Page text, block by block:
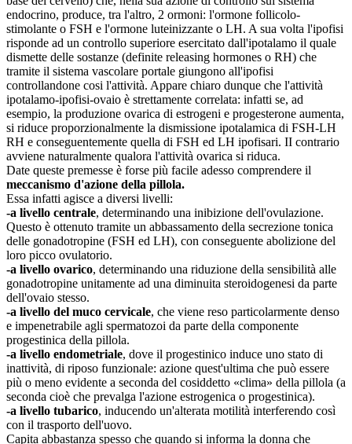
endocrino, produce, tra l'altro, 2 ormoni: l'ormone follicolo-
stimolante o FSH e l'ormone luteinizzante o LH. A sua volta l'ipofisi
risponde ad un controllo superiore esercitato dall'ipotalamo il quale
dismette delle sostanze (definite releasing hormones o RH) che
tramite il sistema vascolare portale giungono all'ipofisi
controllandone cosi l'attività. Appare chiaro dunque che l'attività
ipotalamo-ipofisi-ovaio è strettamente correlata: infatti se, ad
esempio, la produzione ovarica di estrogeni e progesterone aumenta,
si riduce proporzionalmente la dismissione ipotalamica di FSH-LH
RH e conseguentemente quella di FSH ed LH ipofisari. II contrario
avviene naturalmente qualora l'attività ovarica si riduca.
Date queste premesse è forse più facile adesso comprendere il
meccanismo d'azione della pillola.
Essa infatti agisce a diversi livelli:
-a livello centrale, determinando una inibizione dell'ovulazione.
Questo è ottenuto tramite un abbassamento della secrezione tonica
delle gonadotropine (FSH ed LH), con conseguente abolizione del
loro picco ovulatorio.
-a livello ovarico, determinando una riduzione della sensibilità alle
gonadotropine unitamente ad una diminuita steroidogenesi da parte
dell'ovaio stesso.
-a livello del muco cervicale, che viene reso particolarmente denso
e impenetrabile agli spermatozoi da parte della componente
progestinica della pillola.
-a livello endometriale, dove il progestinico induce uno stato di
inattività, di riposo funzionale: azione quest'ultima che può essere
più o meno evidente a seconda del cosiddetto «clima» della pillola (a
seconda cioè che prevalga l'azione estrogenica o progestinica).
-a livello tubarico, inducendo un'alterata motilità interferendo così
con il trasporto dell'uovo.
Capita abbastanza spesso che quando si informa la donna che